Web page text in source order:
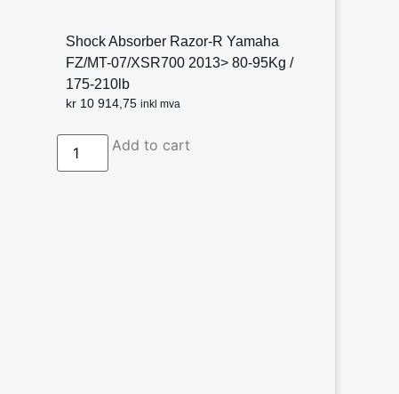
Shock Absorber Razor-R Yamaha
FZ/MT-07/XSR700 2013> 80-95Kg /
175-210lb
kr 10 914,75 inkl mva
Add to cart